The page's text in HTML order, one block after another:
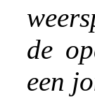
de
een